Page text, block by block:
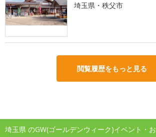
埼玉県・秩父市
閲覧履歴をもっと見る
埼玉県 のGW(ゴールデンウィーク)イベント・